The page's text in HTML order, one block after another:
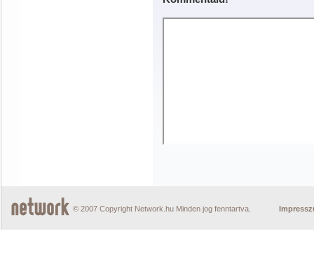
© 2007 Copyright Network.hu Minden jog fenntartva.